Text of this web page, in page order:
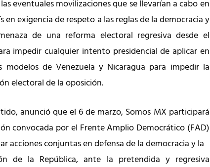
eventuales movilizaciones que se llevarían a cabo en
en exigencia de respeto a las reglas de la democracia y
de una reforma electoral regresiva desde el
impedir cualquier intento presidencial de aplicar en
modelos de Venezuela y Nicaragua para impedir la
electoral de la oposición.
anunció que el 6 de marzo, Somos MX participará
convocada por el Frente Amplio Democrático (FAD)
acciones conjuntas en defensa de la democracia y la
de la República, ante la pretendida y regresiva